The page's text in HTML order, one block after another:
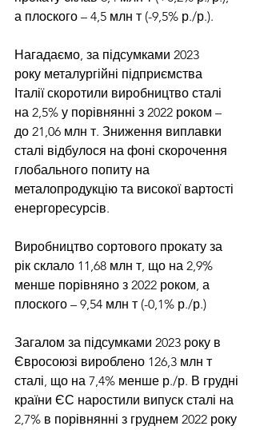
а плоского – 4,5 млн т (-9,5% р./р.).
Нагадаємо, за підсумками 2023
року металургійні підприємства
Італії скоротили виробництво сталі
на 2,5% у порівнянні з 2022 роком –
до 21,06 млн т. Зниження виплавки
сталі відбулося на фоні скорочення
глобального попиту на
металопродукцію та високої вартості
енергоресурсів.
Виробництво сортового прокату за
рік склало 11,68 млн т, що на 2,9%
менше порівняно з 2022 роком, а
плоского – 9,54 млн т (-0,1% р./р.)
Загалом за підсумками 2023 року в
Євросоюзі вироблено 126,3 млн т
сталі, що на 7,4% менше р./р. В грудні
країни ЄС наростили випуск сталі на
2,7% в порівнянні з груднем 2022 року